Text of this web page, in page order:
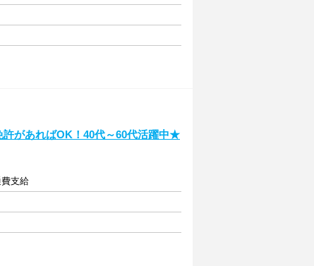
許があればOK！40代～60代活躍中★
支給